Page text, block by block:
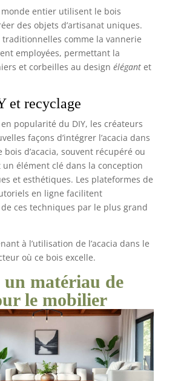
entier utilisent le bois
des objets d’artisanat uniques.
traditionnelles comme la vannerie
employées, permettant la
et corbeilles au design élégantet
et recyclage
popularité du DIY, les créateurs
façons d’intégrer l’acacia dans
bois d’acacia, souvent récupéré ou
un élément clé dans la conception
et esthétiques. Les plateformes de
en ligne facilitent
de ces techniques par le plus grand
à l’utilisation de l’acacia dans le
où ce bois excelle.
un matériau de
le mobilier